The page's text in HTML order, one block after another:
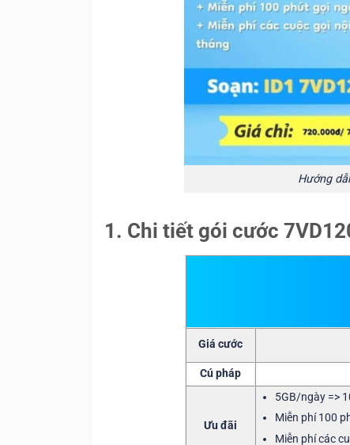
Hướng
1. Chi tiết gói cước
Giá cước
Cú pháp
Ưu đãi
5GB/ngày =>
Miễn phí 100
Miễn phí các